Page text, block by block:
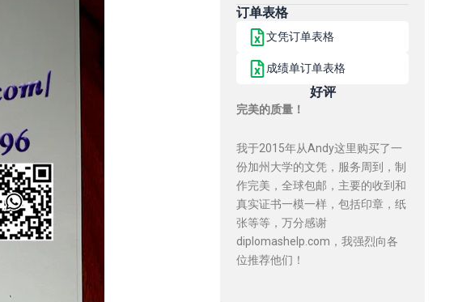
订单表格
文凭订单表格
成绩单订单表格
好评
完美的质量！
我于2015年从Andy这里购买了一
份加州大学的文凭，服务周到，制
作完美，全球包邮，主要的收到和
真实证书一模一样，包括印章，纸
张等等，万分感谢
diplomashelp.com，我强烈向各
位推荐他们！